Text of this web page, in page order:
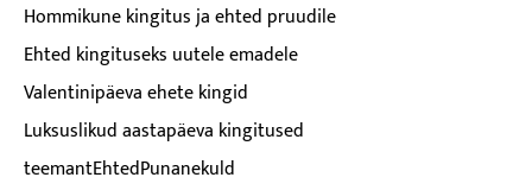
Hommikune kingitus ja ehted pruudile
Ehted kingituseks uutele emadele
Valentinipäeva ehete kingid
Luksuslikud aastapäeva kingitused
teemantEhtedPunanekuld